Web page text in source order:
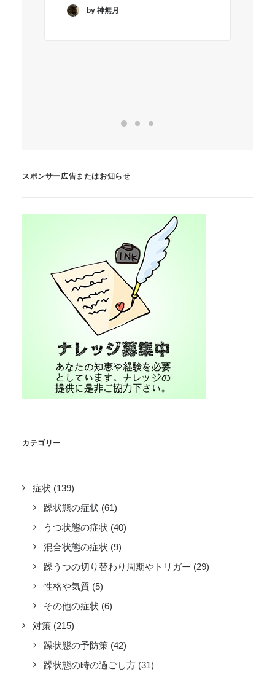
by 神無月
スポンサー広告またはお知らせ
カテゴリー
症状 (139)
躁状態の症状 (61)
うつ状態の症状 (40)
混合状態の症状 (9)
躁うつの切り替わり周期やトリガー (29)
性格や気質 (5)
その他の症状 (6)
対策 (215)
躁状態の予防策 (42)
躁状態の時の過ごし方 (31)